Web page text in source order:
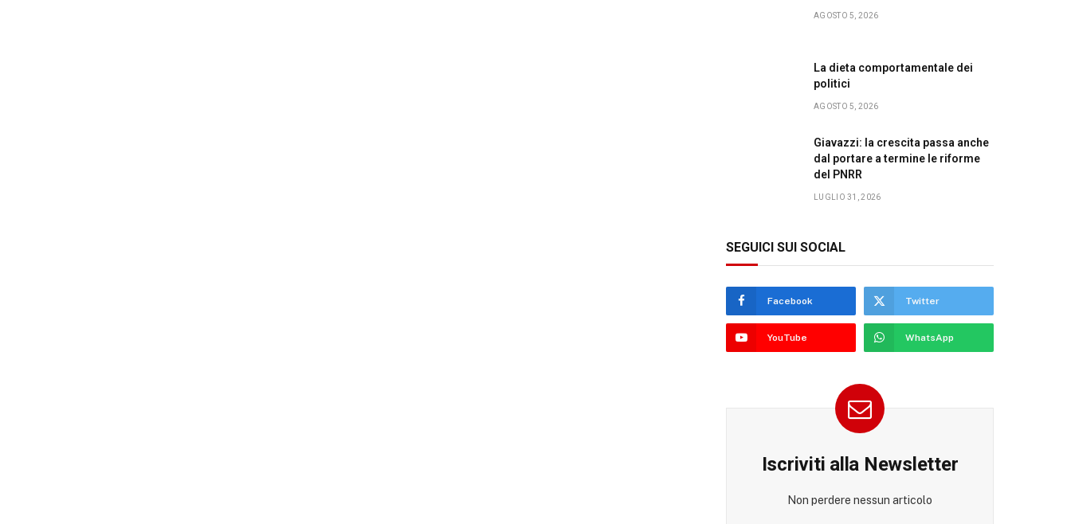
AGOSTO 5, 2026
La dieta comportamentale dei
politici
AGOSTO 5, 2026
Giavazzi: la crescita passa anche
dal portare a termine le riforme
del PNRR
LUGLIO 31, 2026
SEGUICI SUI SOCIAL
Facebook Twitter
YouTube WhatsApp
Iscriviti alla Newsletter
Non perdere nessun articolo